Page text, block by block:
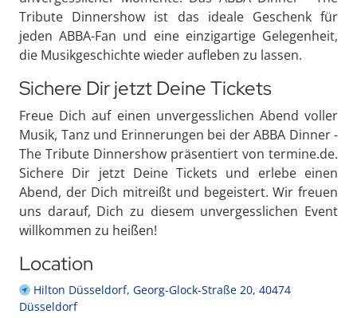
Tribute Dinnershow ist das ideale Geschenk für
jeden ABBA-Fan und eine einzigartige Gelegenheit,
die Musikgeschichte wieder aufleben zu lassen.
Sichere Dir jetzt Deine Tickets
Freue Dich auf einen unvergesslichen Abend voller
Musik, Tanz und Erinnerungen bei der ABBA Dinner -
The Tribute Dinnershow präsentiert von termine.de.
Sichere Dir jetzt Deine Tickets und erlebe einen
Abend, der Dich mitreißt und begeistert. Wir freuen
uns darauf, Dich zu diesem unvergesslichen Event
willkommen zu heißen!
Location
Hilton Düsseldorf, Georg-Glock-Straße 20, 40474
Düsseldorf